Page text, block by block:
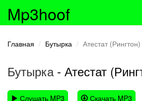
Mp3hoof
Главная Бутырка Атестат (Рингтон)
Бутырка- Атестат
Слушать MP3 Скачать MP3